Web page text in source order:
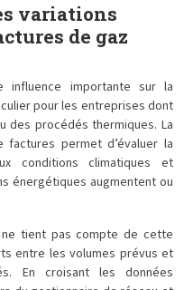
variations
de gaz
influence importante sur la
pour les entreprises dont
des procédés thermiques. La
factures permet d’évaluer la
conditions climatiques et
énergétiques augmentent ou
tient pas compte de cette
entre les volumes prévus et
En croisant les données